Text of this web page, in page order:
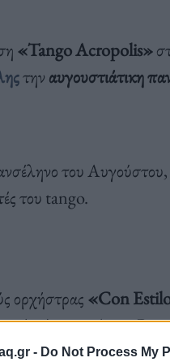
- Do Not Process My
«Tango Acropolis»
την αυγουστιάτικη
του Αυγούστου,
του tango.
ορχήστρας«Con
όπως οι Astor